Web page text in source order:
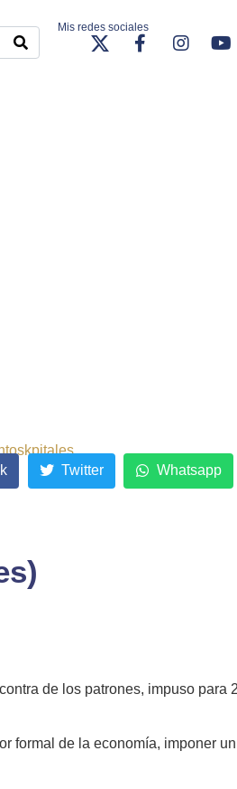
Mis redes sociales
de los patrones, impuso para
formal de la economía, imponer
Twitter Whatsapp